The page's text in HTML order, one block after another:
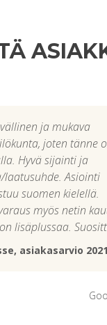
ja mukava
joten tänne
Hyvä sijainti ja
laatusuhde. Asiointi
suomen kielellä.
myös netin
lisäplussaa.
asiakasarvio 2021